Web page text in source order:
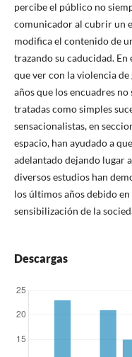
percibe el público no
comunicador al cubrir un
modifica el contenido de
trazando su caducidad.
que ver con la violencia
años que los encuadres
tratadas como simples
sensacionalistas, en
espacio, han ayudado a
adelantado dejando lugar
diversos estudios han
los últimos años debido
sensibilización de la
Descargas